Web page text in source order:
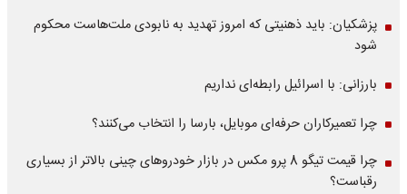
پزشکیان: باید ذهنیتی که امروز تهدید به نابودی ملت‌هاست محکوم
شود
بارزانی: با اسرائیل رابطه‌ای نداریم
چرا تعمیرکاران حرفه‌ای موبایل، بارسا را انتخاب می‌کنند؟
چرا قیمت تیگو 8 پرو مکس در بازار خودروهای چینی بالاتر از بسیاری
رقباست؟